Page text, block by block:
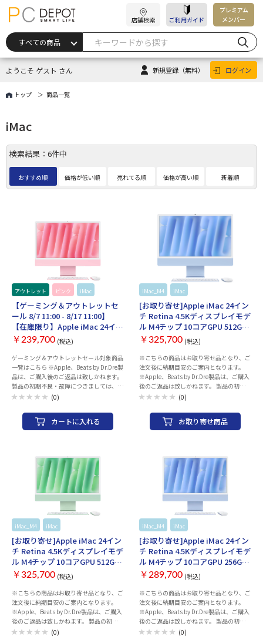
店舗検索 ご利用ガイド
プレミアム
メンバー
ようこそ ゲスト さん 新規登録 （無料） ログイン
トップ 商品一覧
iMac
検索結果：6件中
おすすめ順 価格が低い順 売れてる順 価格が高い順 新着順
アウトレット ピンク iMac
【ゲーミング＆アウトレットセ
ール 8/7 11:00 - 8/17 11:00】
【在庫限り】Apple iMac 24イン
チ Retina 4.5Kディスプレイモデ
ル M4チップ 10コアGPU 512GB
SSD 16GBメモリ MWV53J/A [ピ
ンク]
￥239,700 (税込)
ゲーミング＆アウトレットセール対象商品
一覧はこちら ※Apple、Beats by Dr.Dre製
品は、ご購入後のご返品は致しかねます。
製品の初期不良・故障につきましては、
Appleサポートセンターまでお問い合わせ
が付属致しません。保証の際には、納品書
（購入証明書）が必要となりますので、大
切に保管ください。 AppleCareサービス
Late 2024 筐体：液晶一体 CPU種類：
Apple M4チップ コア数：10コア メモリ容
量：16 GB メモリ種類：ユニファイドメモ
リ ビデオチップ：Apple M4チップ 10コア
面：○ ストレージ容量：SSD：512GB
(0)
カートに入れる
iMac_M4 iMac
[お取り寄せ]Apple iMac 24イン
チ Retina 4.5Kディスプレイモデ
ル M4チップ 10コアGPU 512GB
SSD 16GBメモリ MWV33J/A
2024[ブルー]
￥325,700 (税込)
※こちらの商品はお取り寄せ品となり、ご
注文後に納期目安のご案内となります。
※Apple、Beats by Dr.Dre製品は、ご購入
後のご返品は致しかねます。 製品の初期不
良・故障につきましては、Appleサポート
たします。 製品には保証書が付属致しませ
ん。保証の際には、納品書（購入証明書）
が必要となりますので、大切に保管くださ
iMac 発売時期：Late 2024 筐体：液晶一
体 CPU種類：Apple M4チップ コア数：10
コア メモリ容量：16 GB メモリ種類：ユ
ニファイドメモリ ビデオチップ：Apple
Engine 画面サイズ：24 インチ 解像度：
4480x2520 ワイド画面：○ ストレージ容
量：SSD：512GB
(0)
お取り寄せ商品
iMac_M4 iMac
[お取り寄せ]Apple iMac 24イン
チ Retina 4.5Kディスプレイモデ
ル M4チップ 10コアGPU 512GB
SSD 16GBメモリ MWV03J/A [グ
￥325,700 (税込)
※こちらの商品はお取り寄せ品となり、ご
注文後に納期目安のご案内となります。
※Apple、Beats by Dr.Dre製品は、ご購入
後のご返品は致しかねます。 製品の初期不
良・故障につきましては、Appleサポート
(0)
iMac_M4 iMac
[お取り寄せ]Apple iMac 24イン
チ Retina 4.5Kディスプレイモデ
ル M4チップ 10コアGPU 256GB
SSD 16GBメモリ MWV13J/A[ブ
￥289,700 (税込)
※こちらの商品はお取り寄せ品となり、ご
注文後に納期目安のご案内となります。
※Apple、Beats by Dr.Dre製品は、ご購入
後のご返品は致しかねます。 製品の初期不
良・故障につきましては、Appleサポート
(0)